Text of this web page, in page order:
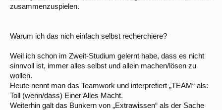
zusammenzuspielen.
Warum ich das nich einfach selbst recherchiere?
Weil ich schon im Zweit-Studium gelernt habe, dass es nicht
sinnvoll ist, immer alles selbst und allein machen/lösen zu
wollen.
Heute nennt man das Teamwork und interpretiert „TEAM“ als:
Toll (wenn/dass) Einer Alles Macht.
Weiterhin galt das Bunkern von „Extrawissen“ als der Sache